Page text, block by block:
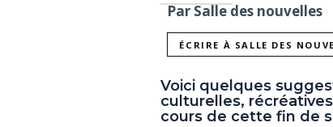
Par Salle des nouvelles
ÉCRIRE À SALLE DES
Voici quelques
culturelles,
cours de cette fin de